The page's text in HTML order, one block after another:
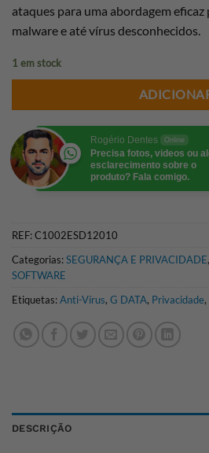
ataques para uma abordagem
malware e até vírus desconhecidos.
1 em stock
Rogério Dentes Online
Precisa fotos, videos ou
esclarecimento sobre o
produto? Fala comigo.
REF:C1002ESD12010
Categorias:SEGURANÇA E PRIVACIDADE,
SOFTWARE
Etiquetas:Anti-Vírus, G DATA, Privacidade,
DESCRIÇÃO